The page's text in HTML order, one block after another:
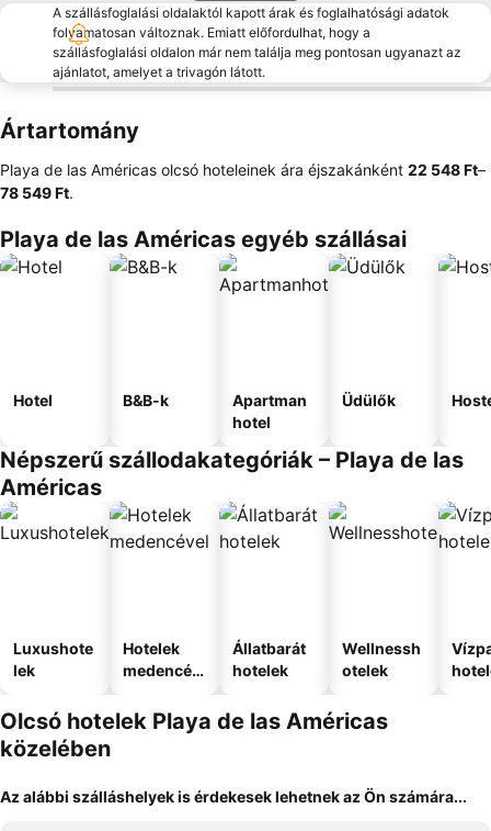
A szállásfoglalási oldalaktól kapott árak és foglalhatósági adatok
folyamatosan változnak. Emiatt előfordulhat, hogy a
szállásfoglalási oldalon már nem találja meg pontosan ugyanazt az
ajánlatot, amelyet a trivagón látott.
Ártartomány
Playa de las Américas olcsó hoteleinek ára éjszakánként ‎22 548 Ft–
78 549 Ft.
Playa de las Américas egyéb szállásai
Hotel B&B-k
Apartman
hotel
Üdülők
Népszerű szállodakategóriák – Playa de las
Américas
Luxushote
lek
Hotelek
medencév
Állatbarát
hotelek
Wellnessh
otelek
Olcsó hotelek Playa de las Américas
közelében
Az alábbi szálláshelyek is érdekesek lehetnek az Ön számára...